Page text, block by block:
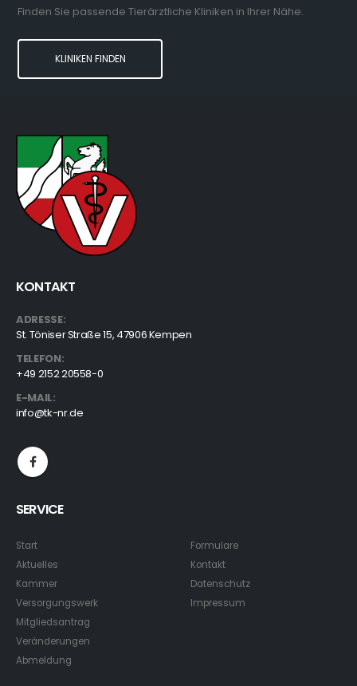
Finden Sie passende Tierärztliche Kliniken in Ihrer Nähe.
KLINIKEN FINDEN
KONTAKT
ADRESSE:
St. Töniser Straße 15, 47906 Kempen
TELEFON:
+49 2152 20558-0
E-MAIL:
info@tk-nr.de
SERVICE
Start
Aktuelles
Kammer
Versorgungswerk
Mitgliedsantrag
Veränderungen
Abmeldung
Formulare
Kontakt
Datenschutz
Impressum